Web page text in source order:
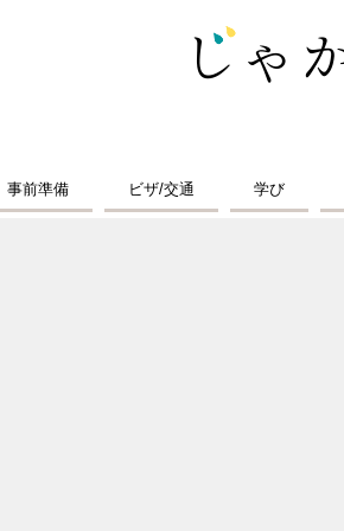
事前準備 ビザ/交通 学び